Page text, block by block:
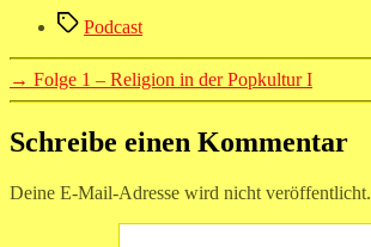
Schlagwörter
Podcast
→ Folge 1 – Religion in der Popkultur I
Schreibe einen Kommentar
Deine E-Mail-Adresse wird nicht veröffentlicht.